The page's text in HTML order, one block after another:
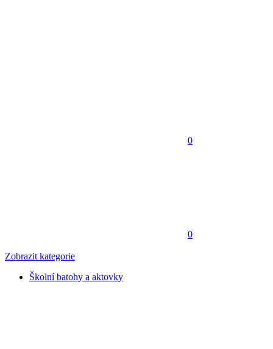
0
0
Zobrazit kategorie
Školní batohy a aktovky